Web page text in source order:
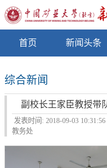
首页 新闻头条
综合新闻
副校长王家臣教授带
发表时间: 2018-09-03 10:31:56
教务处